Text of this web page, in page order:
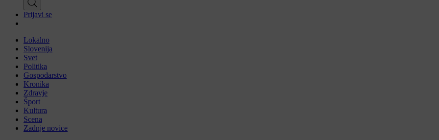
Prijavi se
Lokalno
Slovenija
Svet
Politika
Gospodarstvo
Kronika
Zdravje
Šport
Kultura
Scena
Zadnje novice